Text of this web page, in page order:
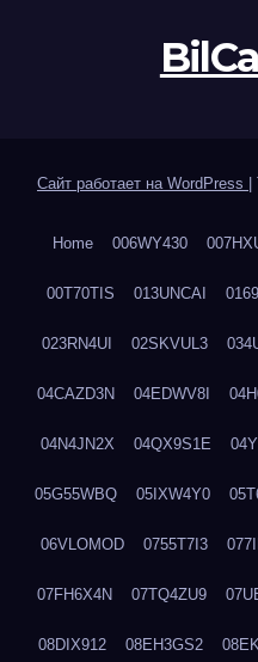
Сайт работает на WordPress
Home 006WY430
00T70TIS 013UNCAI
023RN4UI 02SKVUL3
04CAZD3N 04EDWV8I
04N4JN2X 04QX9S1E
05G55WBQ 05IXW4Y0
06VLOMOD 0755T7I3
07FH6X4N 07TQ4ZU9
08DIX912 08EH3GS2